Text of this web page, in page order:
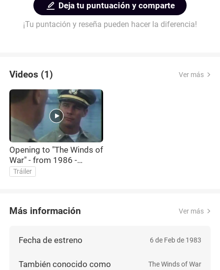
Deja tu puntuación y comparte
¡Tu puntación y reseña pueden hacer la diferencia!
Videos (1) Ver más
Opening to "The Winds of
War" - from 1986 -
w/o/c!!
Tráiler
Más información Ver más
Fecha de estreno 6 de Feb de 1983
También conocido como The Winds of War